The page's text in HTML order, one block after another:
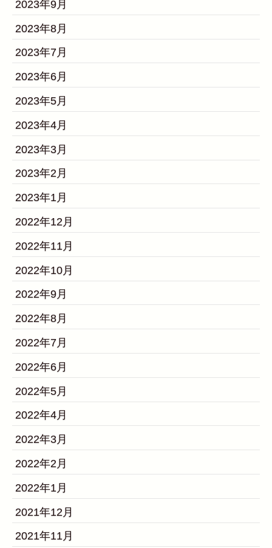
2023年9月
2023年8月
2023年7月
2023年6月
2023年5月
2023年4月
2023年3月
2023年2月
2023年1月
2022年12月
2022年11月
2022年10月
2022年9月
2022年8月
2022年7月
2022年6月
2022年5月
2022年4月
2022年3月
2022年2月
2022年1月
2021年12月
2021年11月